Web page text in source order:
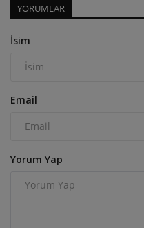
YORUMLAR
İsim
Email
Yorum Yap